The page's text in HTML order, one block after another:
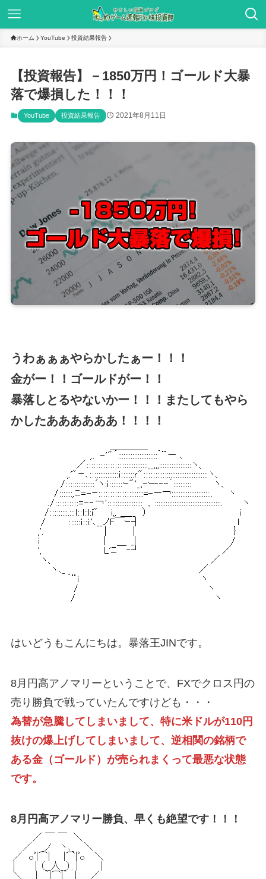
ホーム YouTube 投資結果報告
【投資報告】－1850万円！ゴールド大暴
落で爆損した！！！
YouTube 投資結果報告 2021年8月11日
うわぁぁぁやらかしたぁー！！！
金がー！！ゴールドがー！！
暴落しとるやないかー！！！またしてもやら
かしたああああああ！！！！
はいどうもこんにちは。暴落王JINです。
8月円高アノマリーということで、FXでクロス円の
売り勝負で戦っていたんですけども・・・
為替が急騰してしまいまして、特に米ドルが110円
抜けの爆上げしてしまいまして、逆相関の銘柄で
ある金（ゴールド）が売られまくって最悪な状態
です。
8月円高アノマリー勝負、早くも絶望です！！！